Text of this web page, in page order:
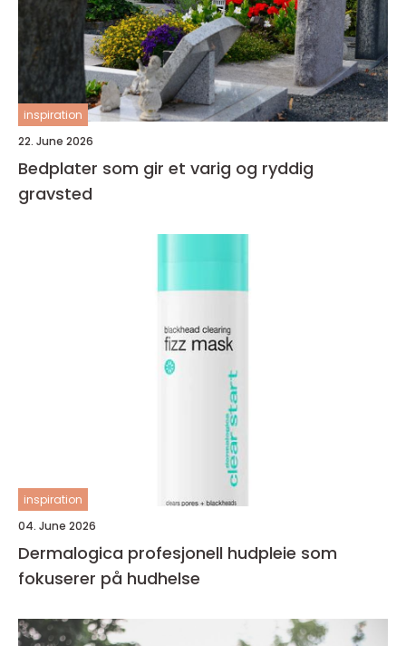
inspiration
22. June 2026
Bedplater som gir et varig og ryddig
gravsted
inspiration
04. June 2026
Dermalogica profesjonell hudpleie som
fokuserer på hudhelse